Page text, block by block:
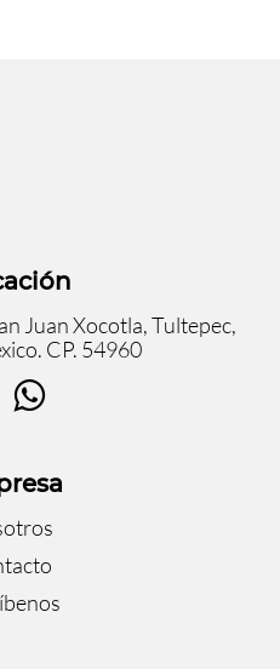
Juan Xocotla, Tultepec,
CP. 54960